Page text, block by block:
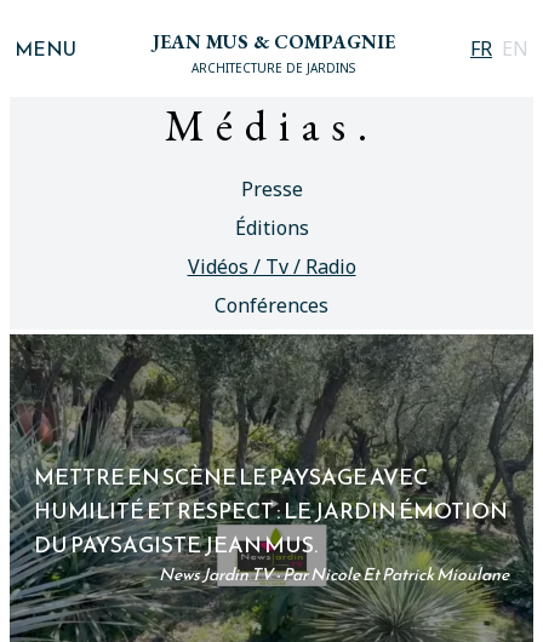
MENU JEAN MUS & COMPAGNIE
ARCHITECTURE DE JARDINS
FR EN
Médias.
Presse
Éditions
Vidéos / Tv / Radio
Conférences
METTRE EN SCÈNE LE PAYSAGE AVEC
HUMILITÉ ET RESPECT : LE JARDIN ÉMOTION
DU PAYSAGISTE JEAN MUS.
News Jardin TV - Par Nicole Et Patrick Mioulane